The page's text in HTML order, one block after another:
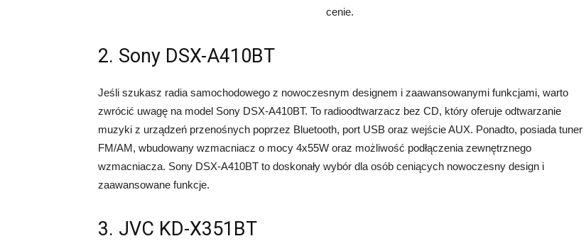
cenie.
2. Sony DSX-A410BT
Jeśli szukasz radia samochodowego z nowoczesnym designem i zaawansowanymi funkcjami, warto
zwrócić uwagę na model Sony DSX-A410BT. To radioodtwarzacz bez CD, który oferuje odtwarzanie
muzyki z urządzeń przenośnych poprzez Bluetooth, port USB oraz wejście AUX. Ponadto, posiada tuner
FM/AM, wbudowany wzmacniacz o mocy 4x55W oraz możliwość podłączenia zewnętrznego
wzmacniacza. Sony DSX-A410BT to doskonały wybór dla osób ceniących nowoczesny design i
zaawansowane funkcje.
3. JVC KD-X351BT